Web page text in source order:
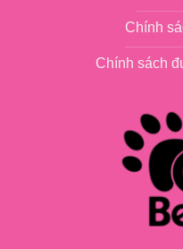
Chính
Chính sách